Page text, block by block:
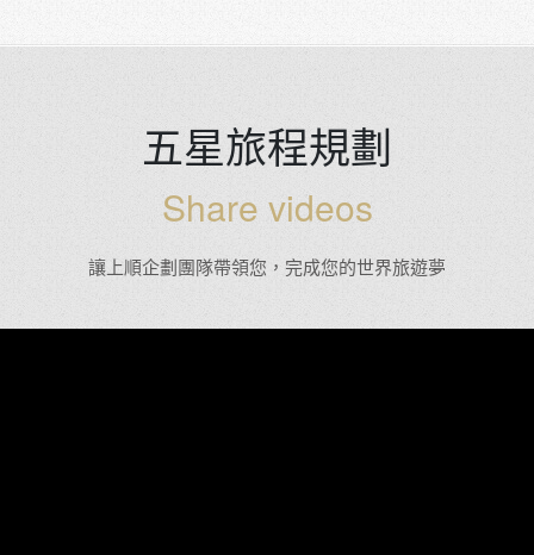
五星旅程規劃
Share videos
讓上順企劃團隊帶領您，完成您的世界旅遊夢